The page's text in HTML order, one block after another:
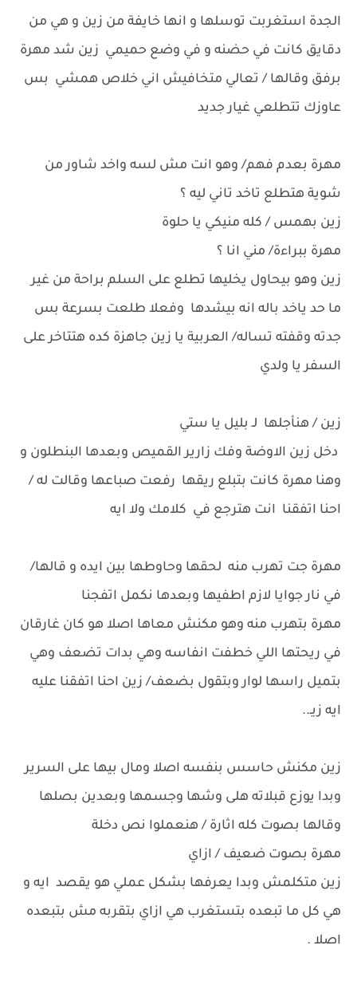
الجدة استغربت توسلها و انها خايفة من زين و هي من
دقايق كانت في حضنه و في وضع حميمي زين شد مهرة
برفق وقالها / تعالي متخافيش اني خلاص همشي بس
عاوزك تتطلعي غيار جديد
مهرة بعدم فهم/ وهو انت مش لسه واخد شاور من
شوية هتطلع تاخد تاني ليه ؟
زين بهمس / كله منيكي يا حلوة
مهرة ببراءة/ مني انا ؟
زين وهو بيحاول يخليها تطلع على السلم براحة من غير
ما حد ياخد باله انه بيشدها وفعلا طلعت بسرعة بس
جدته وقفته تساله/ العربية يا زين جاهزة كده هتتاخر على
السفر يا ولدي
زين / هنأجلها لـ بليل يا ستي
دخل زين الاوضة وفك زارير القميص وبعدها البنطلون و
وهنا مهرة كانت بتبلع ريقها رفعت صباعها وقالت له /
احنا اتفقنا انت هترجع في كلامك ولا ايه
مهرة جت تهرب منه لحقها وحاوطها بين ايده و قالها/
في نار جوايا لازم اطفيها وبعدها نكمل اتفجنا
مهرة بتهرب منه وهو مكنش معاها اصلا هو كان غارقان
في ريحتها اللي خطفت انفاسه وهي بدات تضعف وهي
بتميل راسها لوار وبتقول بضعف/ زين احنا اتفقنا عليه
ايه زيـ..
زين مكنش حاسس بنفسه اصلا ومال بيها على السرير
وبدا يوزع قبلاته هلى وشها وجسمها وبعدين بصلها
وقالها بصوت كله اثارة / هنعملوا نص دخلة
مهرة بصوت ضعيف / ازاي
زين متكلمش وبدا يعرفها بشكل عملي هو يقصد ايه و
هي كل ما تبعده بتستغرب هي ازاي بتقربه مش بتبعده
اصلا .